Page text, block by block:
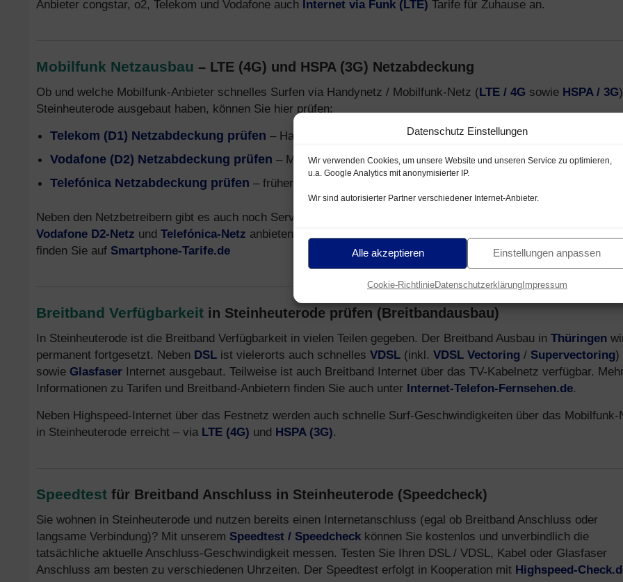
Datenschutz Einstellungen
Wir verwenden Cookies, um unsere Website und unseren Service zu optimieren,
u.a. Google Analytics mit anonymisierter IP.
Wir sind autorisierter Partner verschiedener Internet-Anbieter.
Alle akzeptieren Einstellungen anpassen
Cookie-RichtlinieDatenschutzerklärungImpressum
Anbieter congstar, o2, Telekom und Vodafone auch Internet via Funk (LTE) Tarife für Zuhause an.
Mobilfunk Netzausbau – LTE (4G) und HSPA (3G) Netzabdeckung
Ob und welche Mobilfunk-Anbieter schnelles Surfen via Handynetz / Mobilfunk-Netz (LTE / 4G sowie HSPA / 3G
Steinheuterode ausgebaut haben, können Sie hier prüfen:
Telekom (D1) Netzabdeckung prüfen – Handynetz mit LTE / HSPA
Vodafone (D2) Netzabdeckung prüfen – Mobilfunk-Netz LTE / HSPA
Telefónica Netzabdeckung prüfen – früher o2- und E-Plus Netz
Neben den Netzbetreibern gibt es auch noch Service-Provider, welche Handytarife über das
Vodafone D2-Netz und Telefónica-Netz anbieten. Informationen zu Mobilfunk Anbietern, Tarifen und Smartphones
finden Sie auf Smartphone-Tarife.de
Breitband Verfügbarkeit in Steinheuterode prüfen (Breitbandausbau)
In Steinheuterode ist die Breitband Verfügbarkeit in vielen Teilen gegeben. Der Breitband Ausbau in Thüringen
permanent fortgesetzt. Neben DSL ist vielerorts auch schnelles VDSL (inkl. VDSL Vectoring / Supervectoring)
sowie Glasfaser Internet ausgebaut. Teilweise ist auch Breitband Internet über das TV-Kabelnetz verfügbar. Mehr
Informationen zu Tarifen und Breitband-Anbietern finden Sie auch unter Internet-Telefon-Fernsehen.de.
Neben Highspeed-Internet über das Festnetz werden auch schnelle Surf-Geschwindigkeiten über das Mobilfunk-
in Steinheuterode erreicht – via LTE (4G) und HSPA (3G).
Speedtest für Breitband Anschluss in Steinheuterode (Speedcheck)
Sie wohnen in Steinheuterode und nutzen bereits einen Internetanschluss (egal ob Breitband Anschluss oder
langsame Verbindung)? Mit unserem Speedtest / Speedcheck können Sie kostenlos und unverbindlich die
tatsächliche aktuelle Anschluss-Geschwindigkeit messen. Testen Sie Ihren DSL / VDSL, Kabel oder Glasfaser
Anschluss am besten zu verschiedenen Uhrzeiten. Der Speedtest erfolgt in Kooperation mit Highspeed-